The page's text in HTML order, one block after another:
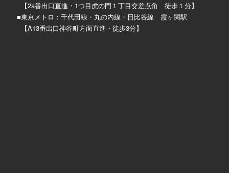
【2a番出口直進・1つ目虎の門１丁目交差点角 徒歩１分】
■東京メトロ：千代田線・丸の内線・日比谷線 霞ヶ関駅
【A13番出口神谷町方面直進・徒歩3分】